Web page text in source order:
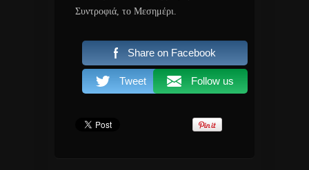
Συντροφιά, το Μεσημέρι.
Share on Facebook
Tweet Follow us